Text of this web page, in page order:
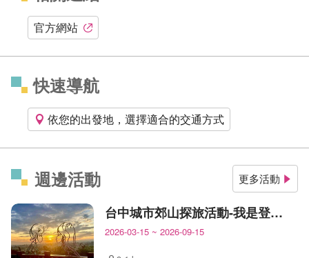
官方網站
快速導航
依您的出發地，選擇適合的交通方式
週邊活動 更多活動
台中城市郊山探旅活動-我是登山王
2026-03-15 ~ 2026-09-15